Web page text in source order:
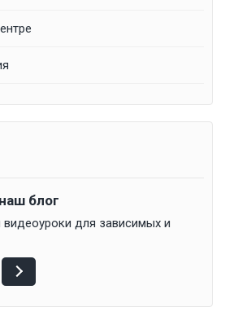
блог
видеоуроки для зависимых и